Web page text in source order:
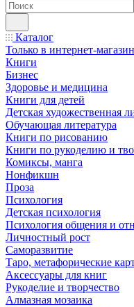
Каталог
Только в интернет-
Книги
Бизнес
Здоровье и медицина
Книги для детей
Детская художественная
Обучающая литература
Книги по рисованию
Книги по рукоделию и
Комиксы, манга
Нонфикшн
Проза
Психология
Детская психология
Психология общения и
Личностный рост
Саморазвитие
Таро, метафорические
Аксессуары для книг
Рукоделие и творчество
Алмазная мозаика